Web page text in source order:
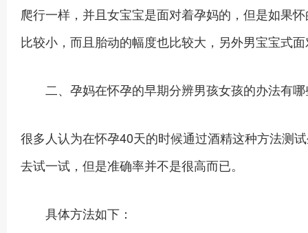
爬行一样，并且女宝宝是面对着孕妈的，但是如果
比较小，而且胎动的幅度也比较大，另外男宝宝式
二、孕妈在怀孕的早期分辨男孩女孩的办法有哪
很多人认为在怀孕40天的时候通过酒精这种方法测
去试一试，但是准确率并不是很高而已。
具体方法如下：